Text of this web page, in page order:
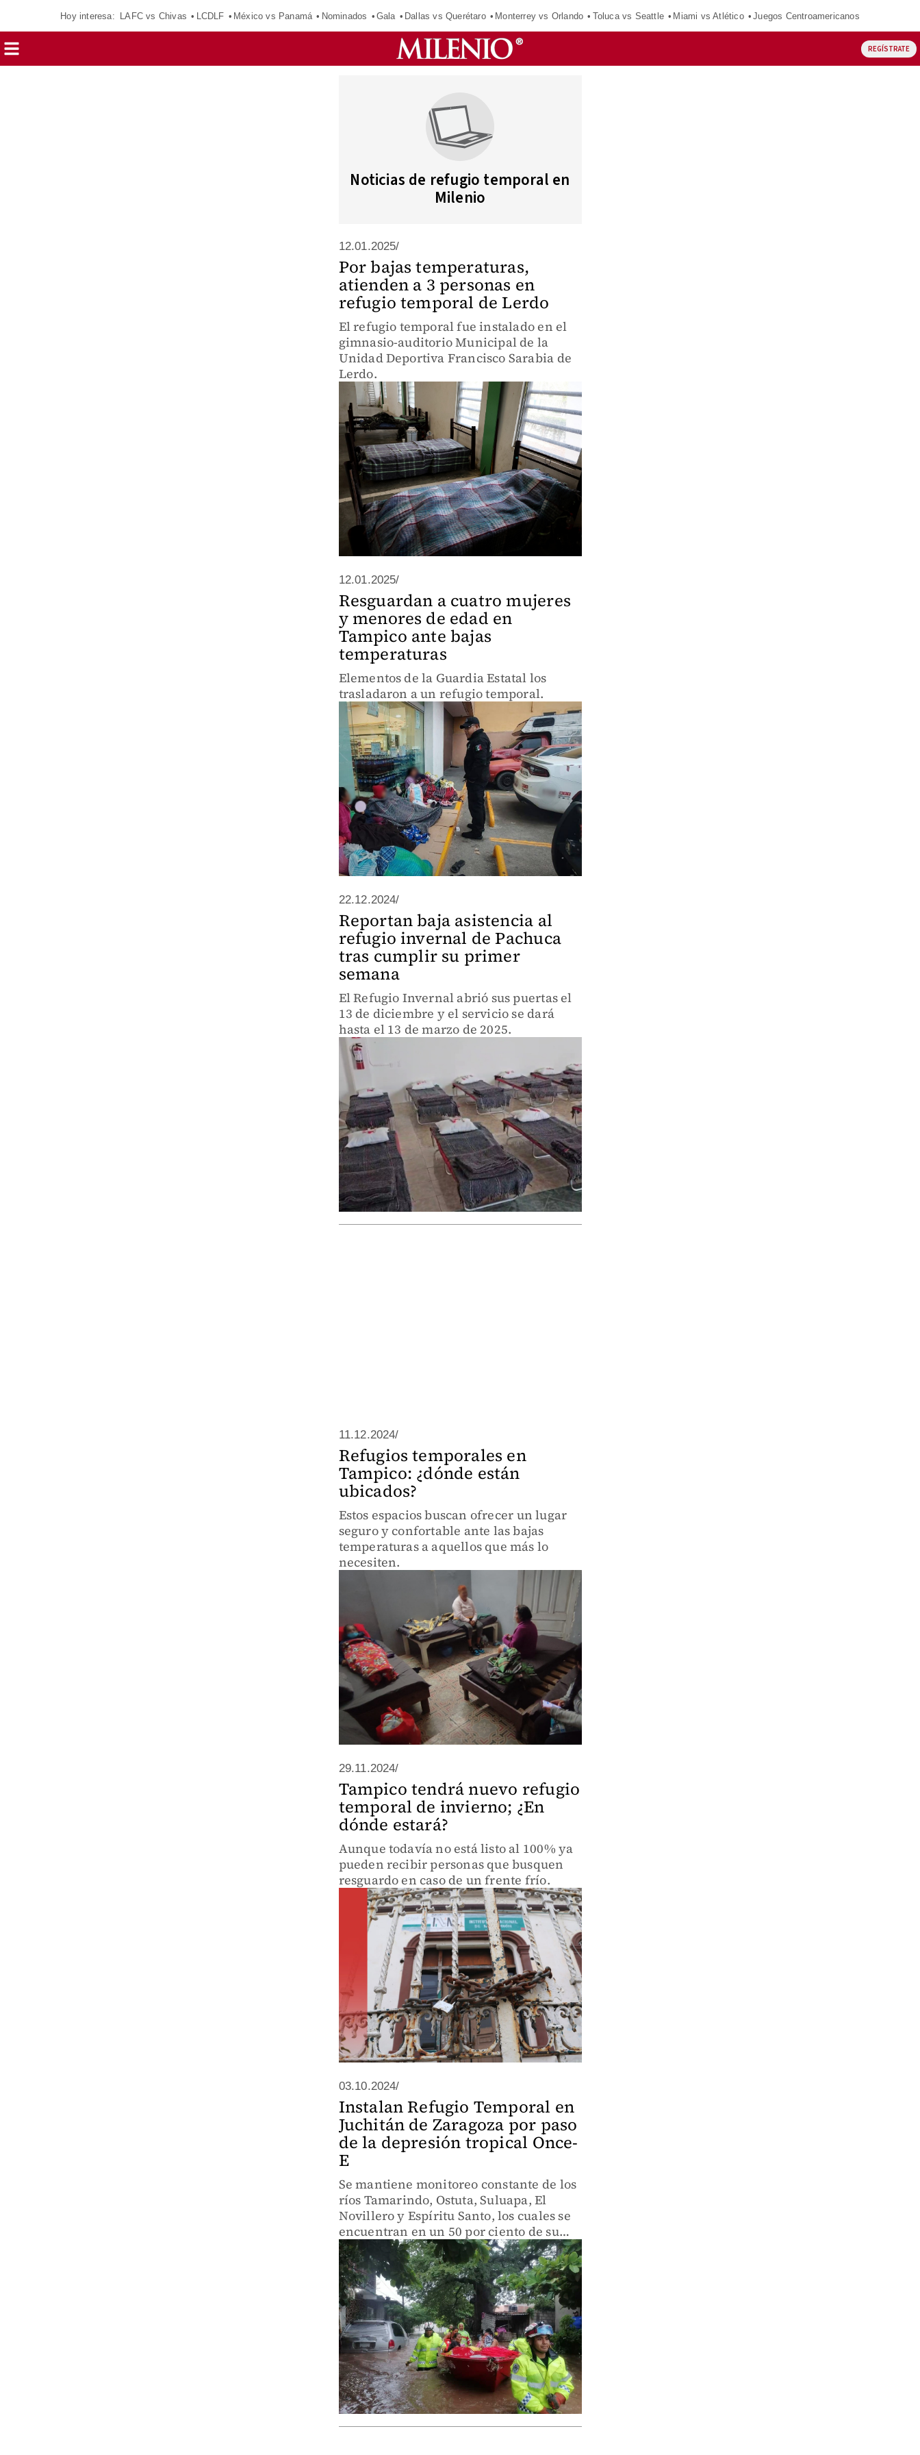
Hoy interesa: LAFC vs Chivas LCDLF México vs Panamá Nominados Gala Dallas vs Querétaro Monterrey vs Orlando Toluca vs Seattle Miami vs Atlético Juegos Centroamericanos
REGÍSTRATE
Noticias de refugio temporal en
Milenio
12.01.2025/
Por bajas temperaturas,
atienden a 3 personas en
refugio temporal de Lerdo
El refugio temporal fue instalado en el
gimnasio-auditorio Municipal de la
Unidad Deportiva Francisco Sarabia de
Lerdo.
12.01.2025/
Resguardan a cuatro mujeres
y menores de edad en
Tampico ante bajas
temperaturas
Elementos de la Guardia Estatal los
trasladaron a un refugio temporal.
22.12.2024/
Reportan baja asistencia al
refugio invernal de Pachuca
tras cumplir su primer
semana
El Refugio Invernal abrió sus puertas el
13 de diciembre y el servicio se dará
hasta el 13 de marzo de 2025.
11.12.2024/
Refugios temporales en
Tampico: ¿dónde están
ubicados?
Estos espacios buscan ofrecer un lugar
seguro y confortable ante las bajas
temperaturas a aquellos que más lo
necesiten.
29.11.2024/
Tampico tendrá nuevo refugio
temporal de invierno; ¿En
dónde estará?
Aunque todavía no está listo al 100% ya
pueden recibir personas que busquen
resguardo en caso de un frente frío.
03.10.2024/
Instalan Refugio Temporal en
Juchitán de Zaragoza por paso
de la depresión tropical Once-
E
Se mantiene monitoreo constante de los
ríos Tamarindo, Ostuta, Suluapa, El
Novillero y Espíritu Santo, los cuales se
encuentran en un 50 por ciento de su
capacidad